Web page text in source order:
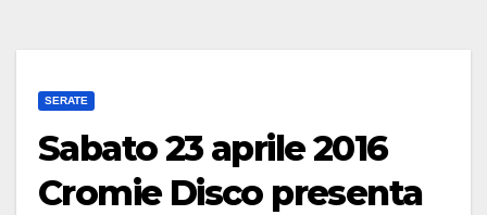
SERATE
Sabato 23 aprile 2016
Cromie Disco presenta